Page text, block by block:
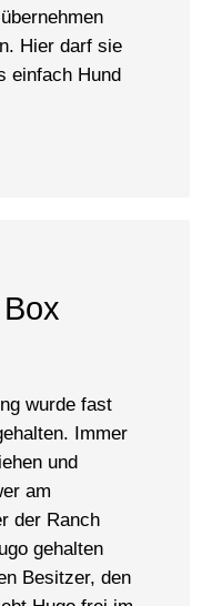
Hier darf sie
einfach Hund
wurde fast
Immer
und
am
der Ranch
gehalten
Besitzer, den